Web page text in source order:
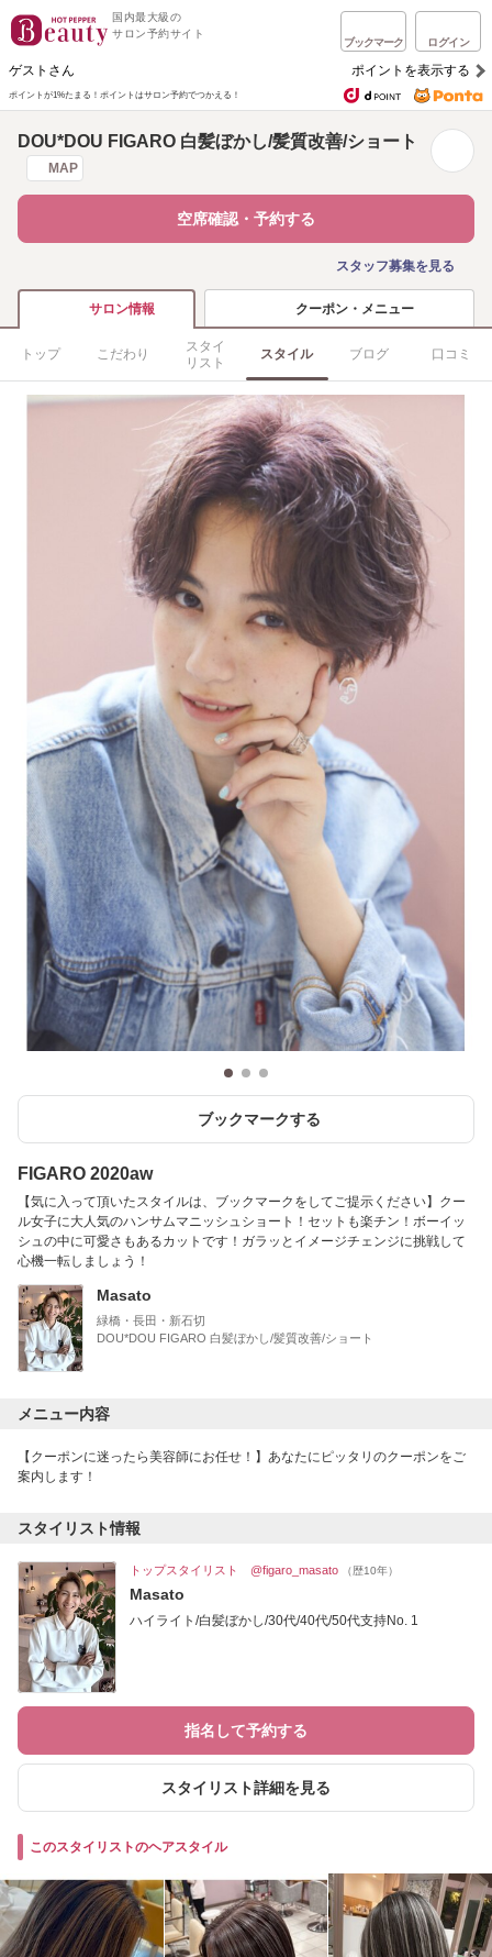
国内最大級の
サロン予約サイト
ブックマーク ログイン
ゲストさん ポイントを表示する
ポイントが1%たまる！ ポイントはサロン予約でつかえる！
DOU*DOU FIGARO 白髪ぼかし/髪質改善/ショート
MAP
空席確認・予約する
スタッフ募集を見る
サロン情報 クーポン・メニュー
トップ こだわり
スタイ
リスト
スタイル ブログ 口コミ
ブックマークする
FIGARO 2020aw
【気に入って頂いたスタイルは、ブックマークをしてご提示ください】クー
ル女子に大人気のハンサムマニッシュショート！セットも楽チン！ボーイッ
シュの中に可愛さもあるカットです！ガラッとイメージチェンジに挑戦して
心機一転しましょう！
Masato
緑橋・長田・新石切
DOU*DOU FIGARO 白髪ぼかし/髪質改善/ショート
メニュー内容
【クーポンに迷ったら美容師にお任せ！】あなたにピッタリのクーポンをご
案内します！
スタイリスト情報
トップスタイリスト @figaro_masato （歴10年）
Masato
ハイライト/白髪ぼかし/30代/40代/50代支持No. 1
指名して予約する
スタイリスト詳細を見る
このスタイリストのヘアスタイル